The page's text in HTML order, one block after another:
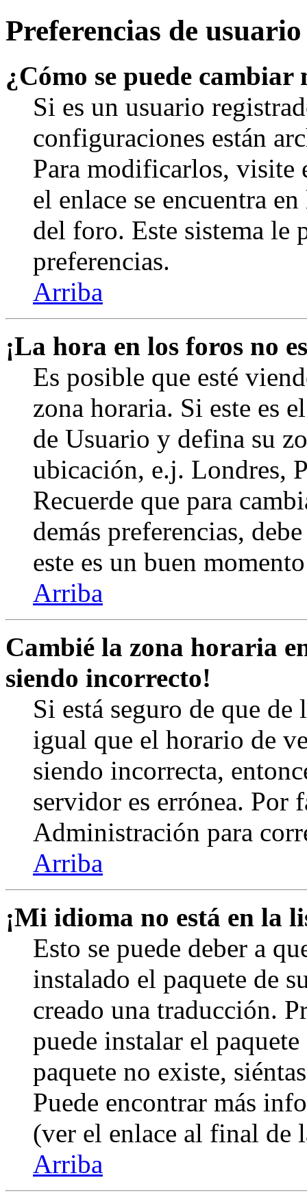
Preferencias de
¿Cómo se puede
Si es un usuario
configuraciones están
Para modificarlos, visite
el enlace se encuentra
del foro. Este sistema le
preferencias.
Arriba
¡La hora en los foros no
Es posible que esté
zona horaria. Si este es
de Usuario y defina su
ubicación, e.j. Londres,
Recuerde que para
demás preferencias,
este es un buen
Arriba
Cambié la zona horaria
siendo incorrecto!
Si está seguro de que
igual que el horario de
siendo incorrecta,
servidor es errónea. Por
Administración para
Arriba
¡Mi idioma no está en la
Esto se puede deber a
instalado el paquete de
creado una traducción.
puede instalar el
paquete no existe,
Puede encontrar más
(ver el enlace al final de
Arriba